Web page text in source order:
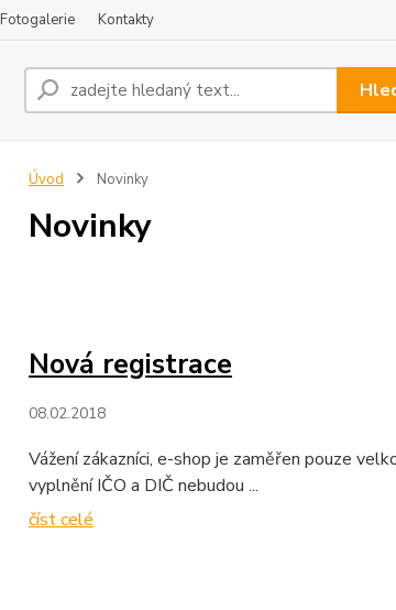
Fotogalerie Kontakty
Úvod Novinky
Novinky
Nová registrace
08.02.2018
Vážení zákazníci, e-shop je zaměřen pouze
vyplnění IČO a DIČ nebudou ...
číst celé